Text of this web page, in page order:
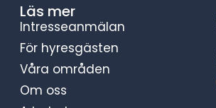
Läs mer
Intresseanmälan
För hyresgästen
Våra områden
Om oss